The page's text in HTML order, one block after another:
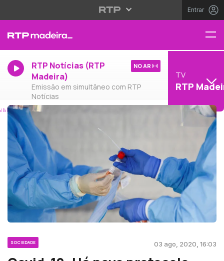
Entrar
RTP Notícias (RTP
Madeira)
Emissão em simultâneo com RTP
Notícias
NO AR
TV
RTP
SOCIEDADE 03 ago, 2020, 16:03